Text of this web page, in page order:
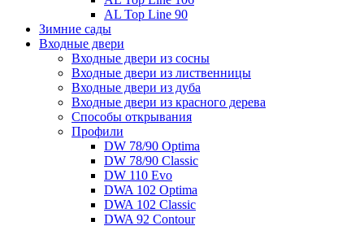
AL Top Line 90
Зимние сады
Входные двери
Входные двери из сосны
Входные двери из лиственницы
Входные двери из дуба
Входные двери из красного дерева
Способы открывания
Профили
DW 78/90 Optima
DW 78/90 Classic
DW 110 Evo
DWA 102 Optima
DWA 102 Classic
DWA 92 Contour